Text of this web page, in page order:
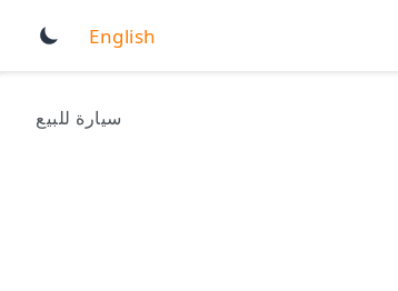
English
سيارة للبيع